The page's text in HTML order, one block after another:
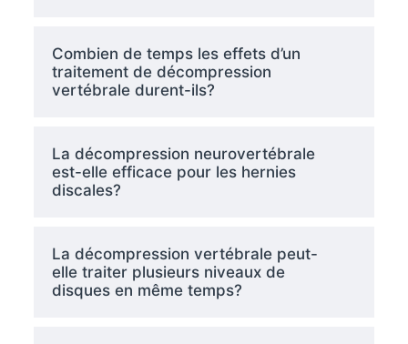
Combien de temps les effets d’un
traitement de décompression
vertébrale durent-ils?
La décompression neurovertébrale
est-elle efficace pour les hernies
discales?
La décompression vertébrale peut-
elle traiter plusieurs niveaux de
disques en même temps?